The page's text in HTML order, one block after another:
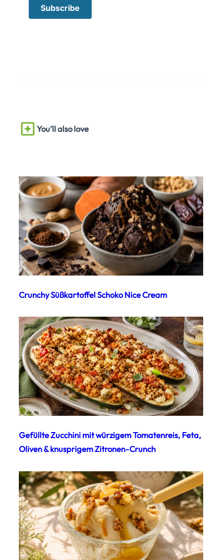
You’ll also love
Crunchy Süßkartoffel Schoko Nice Cream
Gefüllte Zucchini mit würzigem Tomatenreis, Feta,
Oliven & knusprigem Zitronen-Crunch